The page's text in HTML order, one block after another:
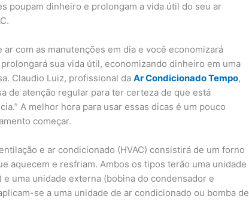
poupam dinheiro e prolongam a vida útil do seu ar
com as manutenções em dia e você economizará
sua vida útil, economizando dinheiro em uma
Claudio Luiz, profissional daAr Condicionado Tempo,
de atenção regular para ter certeza de que está
A melhor hora para usar essas dicas é um pouco
começar.
e ar condicionado (HVAC) consistirá de um forno
aquecem e resfriam. Ambos os tipos terão uma unidade
uma unidade externa (bobina do condensador e
se a uma unidade de ar condicionado ou bomba de